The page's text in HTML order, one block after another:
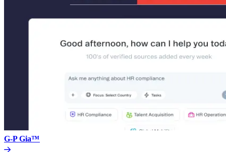
G-P Gia™​​